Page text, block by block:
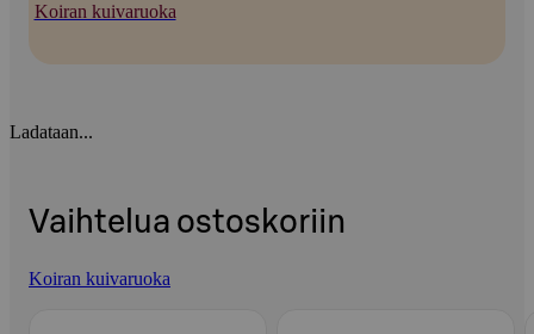
Koiran kuivaruoka
Ladataan...
Vaihtelua ostoskoriin
Koiran kuivaruoka